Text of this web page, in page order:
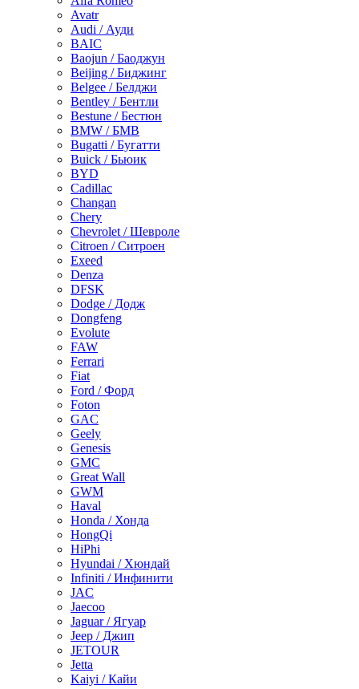
Avatr
Audi / Ауди
BAIC
Baojun / Баоджун
Beijing / Биджинг
Belgee / Белджи
Bentley / Бентли
Bestune / Бестюн
BMW / БМВ
Bugatti / Бугатти
Buick / Бьюик
BYD
Cadillac
Changan
Chery
Chevrolet / Шевроле
Citroen / Ситроен
Exeed
Denza
DFSK
Dodge / Додж
Dongfeng
Evolute
FAW
Ferrari
Fiat
Ford / Форд
Foton
GAC
Geely
Genesis
GMC
Great Wall
GWM
Haval
Honda / Хонда
HongQi
HiPhi
Hyundai / Хюндай
Infiniti / Инфинити
JAC
Jaecoo
Jaguar / Ягуар
Jeep / Джип
JETOUR
Jetta
Kaiyi / Кайи